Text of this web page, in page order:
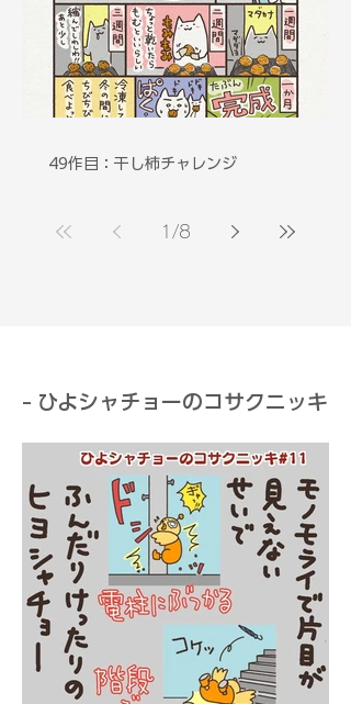
49作目：干し柿チャレンジ
1 /8
- ひよシャチョーのコサクニッキ